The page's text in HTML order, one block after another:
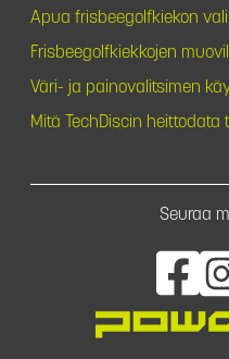
Apua frisbeegolfkiekon
Frisbeegolfkiekkojen
Väri- ja painovalitsimen
Mitä TechDiscin heittodata
Seuraa